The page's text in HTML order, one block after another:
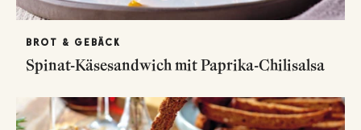
BROT & GEBÄCK
Spinat-Käsesandwich mit Paprika-Chilisalsa